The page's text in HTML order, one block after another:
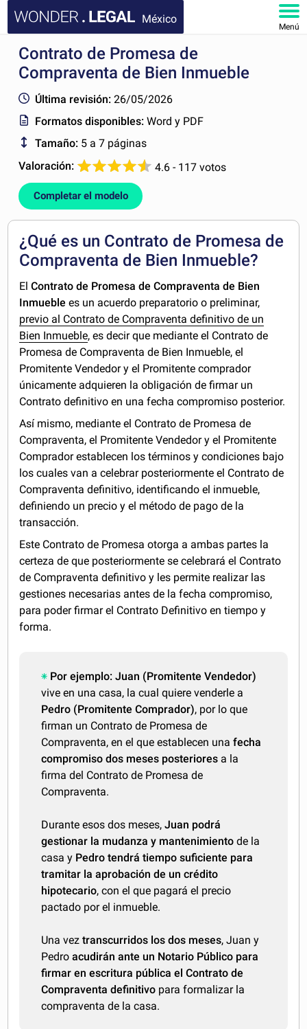
México
Menú
INICIO
FAQ
MI CUENTA
Contrato de Promesa de
Compraventa de Bien Inmueble
Última revisión: 26/05/2026
Formatos disponibles:Word y PDF
Tamaño: 5 a 7 páginas
Valoración:
4.6 - 117 votos
Completar el modelo
¿Qué es un Contrato de Promesa de
Compraventa de Bien Inmueble?
ElContrato de Promesa de Compraventa de Bien
Inmueble es un acuerdo preparatorio o preliminar,
previo al Contrato de Compraventa definitivo de un
Bien Inmueble, es decir que mediante el Contrato de
Promesa de Compraventa de Bien Inmueble, el
Promitente Vendedor y el Promitente comprador
únicamente adquieren la obligación de firmar un
Contrato definitivo en una fecha compromiso posterior.
Así mismo, mediante el Contrato de Promesa de
Compraventa, el Promitente Vendedor y el Promitente
Comprador establecen los términos y condiciones bajo
los cuales van a celebrar posteriormente el Contrato de
Compraventa definitivo, identificando el inmueble,
definiendo un precio y el método de pago de la
transacción.
Este Contrato de Promesa otorga a ambas partes la
certeza de que posteriormente se celebrará el Contrato
de Compraventa definitivo y les permite realizar las
gestiones necesarias antes de la fecha compromiso,
para poder firmar el Contrato Definitivo en tiempo y
forma.
Por ejemplo: Juan (Promitente Vendedor)
vive en una casa, la cual quiere venderle a
Pedro (Promitente Comprador), por lo que
firman un Contrato de Promesa de
Compraventa, en el que establecen unafecha
compromiso dos meses posteriores a la
firma del Contrato de Promesa de
Compraventa.
Durante esos dos meses,Juan podrá
gestionar la mudanza y mantenimiento de la
casa y Pedro tendrá tiempo suficiente para
tramitar la aprobación de un crédito
hipotecario, con el que pagará el precio
pactado por el inmueble.
Una vez transcurridos los dos meses, Juan y
Pedroacudirán ante un Notario Público para
firmar en escritura pública el Contrato de
Compraventa definitivo para formalizar la
compraventa de la casa.